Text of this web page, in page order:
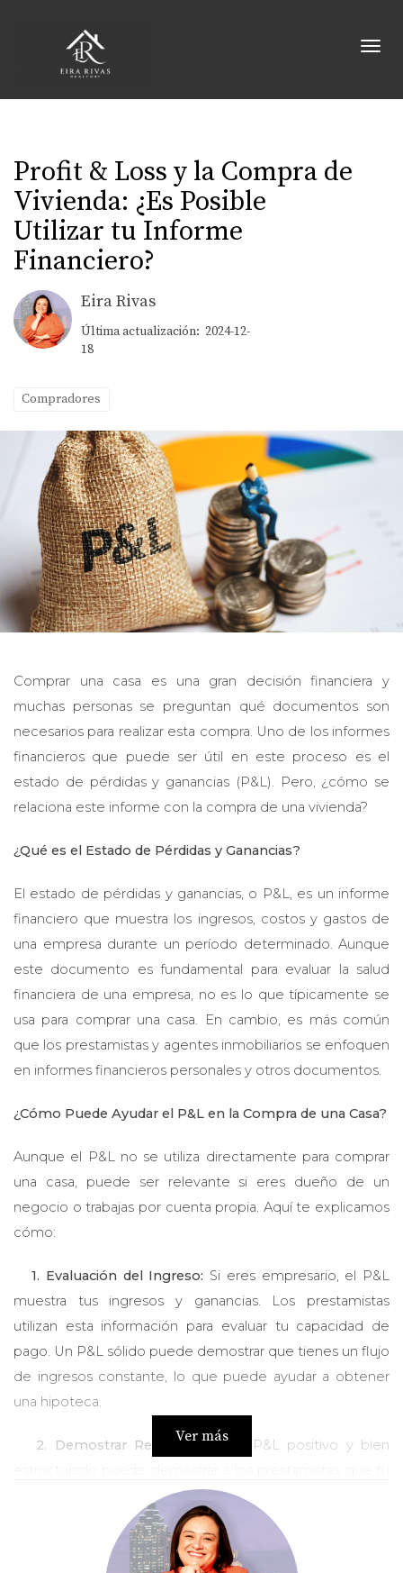
Profit & Loss y la Compra de
Vivienda: ¿Es Posible
Utilizar tu Informe
Financiero?
Eira Rivas
Última actualización: 2024-12-
18
Compradores
Comprar una casa es una gran decisión financiera y
muchas personas se preguntan qué documentos son
necesarios para realizar esta compra. Uno de los informes
financieros que puede ser útil en este proceso es el
estado de pérdidas y ganancias (P&L). Pero, ¿cómo se
relaciona este informe con la compra de una vivienda?
¿Qué es el Estado de Pérdidas y Ganancias?
El estado de pérdidas y ganancias, o P&L, es un informe
financiero que muestra los ingresos, costos y gastos de
una empresa durante un período determinado. Aunque
este documento es fundamental para evaluar la salud
financiera de una empresa, no es lo que típicamente se
usa para comprar una casa. En cambio, es más común
que los prestamistas y agentes inmobiliarios se enfoquen
en informes financieros personales y otros documentos.
¿Cómo Puede Ayudar el P&L en la Compra de una Casa?
Aunque el P&L no se utiliza directamente para comprar
una casa, puede ser relevante si eres dueño de un
negocio o trabajas por cuenta propia. Aquí te explicamos
cómo:
1. Evaluación del Ingreso: Si eres empresario, el P&L
muestra tus ingresos y ganancias. Los prestamistas
utilizan esta información para evaluar tu capacidad de
pago. Un P&L sólido puede demostrar que tienes un flujo
de ingresos constante, lo que puede ayudar a obtener
una hipoteca.
2. Demostrar Rentabilidad:Un P&L positivo y bien
negocio es rentable y que puedes mantener tus pagos
3. Complementar la Información Financiera:
Ver más